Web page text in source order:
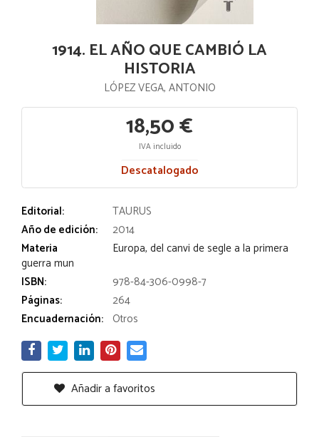
1914. EL AÑO QUE CAMBIÓ LA
HISTORIA
LÓPEZ VEGA, ANTONIO
18,50 €
IVA incluido
Descatalogado
Editorial:
TAURUS
Año de edición:
2014
Materia
Europa, del canvi de segle a la primera
guerra mun
ISBN:
978-84-306-0998-7
Páginas:
264
Encuadernación: Otros
Añadir a favoritos